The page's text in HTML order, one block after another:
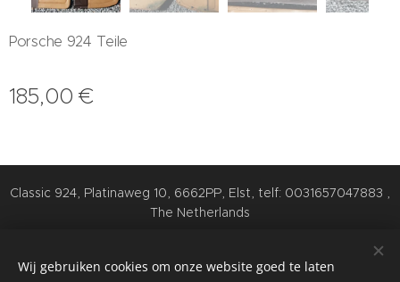
Porsche 924 Teile
185,00 €
Classic 924, Platinaweg 10, 6662PP, Elst, telf: 0031657047883 ,
The Netherlands
Wij gebruiken cookies om onze website goed te laten